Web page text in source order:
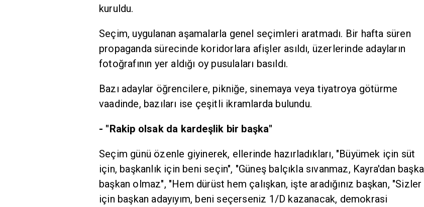
kuruldu.
Seçim, uygulanan aşamalarla genel seçimleri aratmadı. Bir hafta süren
propaganda sürecinde koridorlara afişler asıldı, üzerlerinde adayların
fotoğrafının yer aldığı oy pusulaları basıldı.
Bazı adaylar öğrencilere, pikniğe, sinemaya veya tiyatroya götürme
vaadinde, bazıları ise çeşitli ikramlarda bulundu.
- "Rakip olsak da kardeşlik bir başka"
Seçim günü özenle giyinerek, ellerinde hazırladıkları, "Büyümek için süt
için, başkanlık için beni seçin", "Güneş balçıkla sıvanmaz, Kayra'dan başka
başkan olmaz", "Hem dürüst hem çalışkan, işte aradığınız başkan, "Sizler
için başkan adayıyım, beni seçerseniz 1/D kazanacak, demokrasi